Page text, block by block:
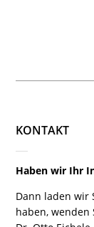
KONTAKT
Haben wir Ihr
Dann laden wir
haben, wenden